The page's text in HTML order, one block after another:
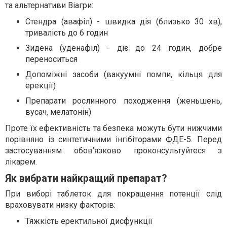
та альтернативи Віагри:
Стендра (авафіл) - швидка дія (близько 30 хв),
тривалість до 6 годин
Зидена (уденафіл) - діє до 24 годин, добре
переноситься
Допоміжні засоби (вакуумні помпи, кільця для
ерекції)
Препарати рослинного походження (женьшень,
вусач, мелатонін)
Проте їх ефективність та безпека можуть бути нижчими
порівняно із синтетичними інгібіторами ФДЕ-5. Перед
застосуванням обов'язково проконсультуйтеся з
лікарем.
Як вибрати найкращий препарат?
При виборі таблеток для покращення потенції слід
враховувати низку факторів:
Тяжкість еректильної дисфункції